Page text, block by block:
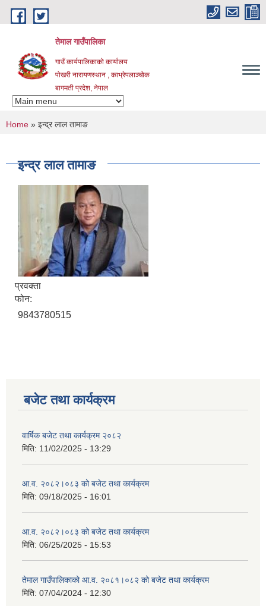
Skip to main content
तेमाल गाउँपालिका
गाउँ कार्यपालिकाको कार्यालय
पोखरी नारायणस्थान , काभ्रेपलाञ्चोक ‌‌‍‍‍‍‍‍
बागमती प्रदेश, नेपाल
You are here
Home » इन्द्र लाल तामाङ
इन्द्र लाल तामाङ
प्रवक्ता
फोन:
9843780515
बजेट तथा कार्यक्रम
वार्षिक बजेट तथा कार्यक्रम २०८२
मिति: 11/02/2025 - 13:29
आ.व. २०८२।०८३ को बजेट तथा कार्यक्रम
मिति: 09/18/2025 - 16:01
आ.व. २०८२।०८३ को बजेट तथा कार्यक्रम
मिति: 06/25/2025 - 15:53
तेमाल गाउँपालिकाको आ.व. २०८१।०८२ को बजेट तथा कार्यक्रम
मिति: 07/04/2024 - 12:30